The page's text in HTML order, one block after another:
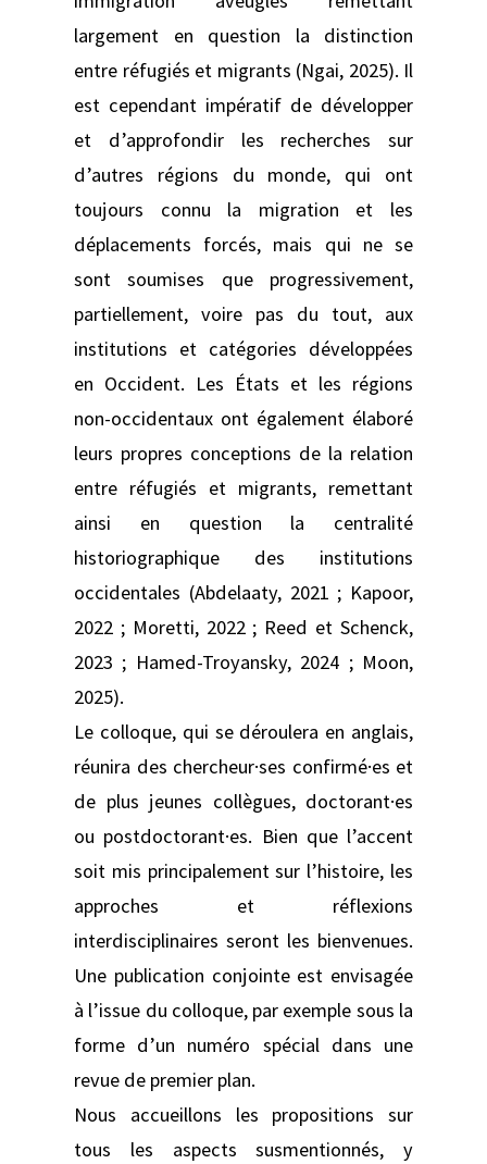
largement en question la distinction
entre réfugiés et migrants (Ngai, 2025). Il
est cependant impératif de développer
et d’approfondir les recherches sur
d’autres régions du monde, qui ont
toujours connu la migration et les
déplacements forcés, mais qui ne se
sont soumises que progressivement,
partiellement, voire pas du tout, aux
institutions et catégories développées
en Occident. Les États et les régions
non-occidentaux ont également élaboré
leurs propres conceptions de la relation
entre réfugiés et migrants, remettant
ainsi en question la centralité
historiographique des institutions
occidentales (Abdelaaty, 2021 ; Kapoor,
2022 ; Moretti, 2022 ; Reed et Schenck,
2023 ; Hamed-Troyansky, 2024 ; Moon,
2025).
Le colloque, qui se déroulera en anglais,
réunira des chercheur·ses confirmé·es et
de plus jeunes collègues, doctorant·es
ou postdoctorant·es. Bien que l’accent
soit mis principalement sur l’histoire, les
approches et réflexions
interdisciplinaires seront les bienvenues.
Une publication conjointe est envisagée
à l’issue du colloque, par exemple sous la
forme d’un numéro spécial dans une
revue de premier plan.
Nous accueillons les propositions sur
tous les aspects susmentionnés, y